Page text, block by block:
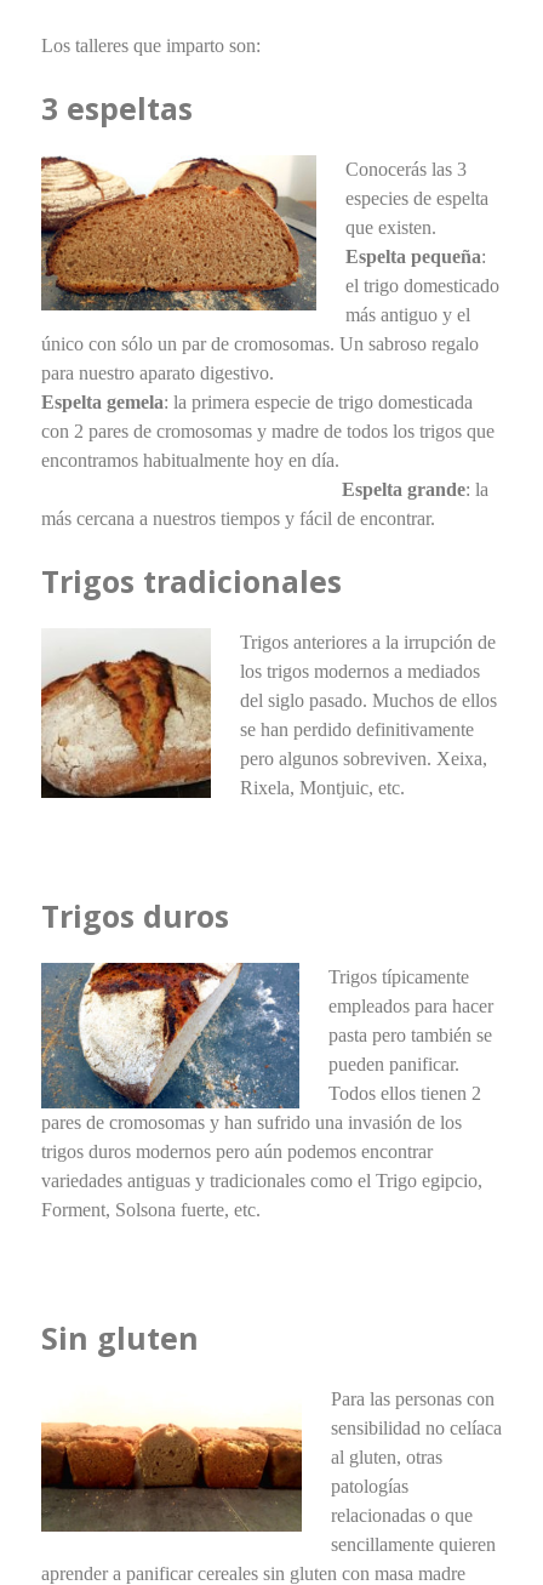
Los talleres que imparto son:
3 espeltas
Conocerás las 3
especies de espelta
que existen.
Espelta pequeña:
el trigo domesticado
más antiguo y el
único con sólo un par de cromosomas. Un sabroso regalo
para nuestro aparato digestivo.
Espelta gemela: la primera especie de trigo domesticada
con 2 pares de cromosomas y madre de todos los trigos que
encontramos habitualmente hoy en día.
Espelta grande: la
más cercana a nuestros tiempos y fácil de encontrar.
Trigos tradicionales
Trigos anteriores a la irrupción de
los trigos modernos a mediados
del siglo pasado. Muchos de ellos
se han perdido definitivamente
pero algunos sobreviven. Xeixa,
Rixela, Montjuic, etc.
Trigos duros
Trigos típicamente
empleados para hacer
pasta pero también se
pueden panificar.
Todos ellos tienen 2
pares de cromosomas y han sufrido una invasión de los
trigos duros modernos pero aún podemos encontrar
variedades antiguas y tradicionales como el Trigo egipcio,
Forment, Solsona fuerte, etc.
Sin gluten
Para las personas con
sensibilidad no celíaca
al gluten, otras
patologías
relacionadas o que
sencillamente quieren
aprender a panificar cereales sin gluten con masa madre